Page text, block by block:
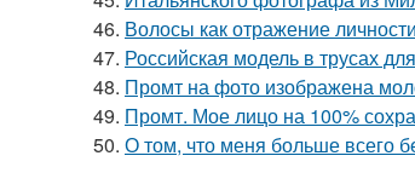
46. Волосы как отражение
47. Российская модель в трусах
48. Промт на фото изображена
49. Промт. Мое лицо на 100%
50. О том, что меня больше всего